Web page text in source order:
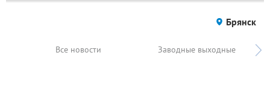
Брянск
Все новости Заводные выходные